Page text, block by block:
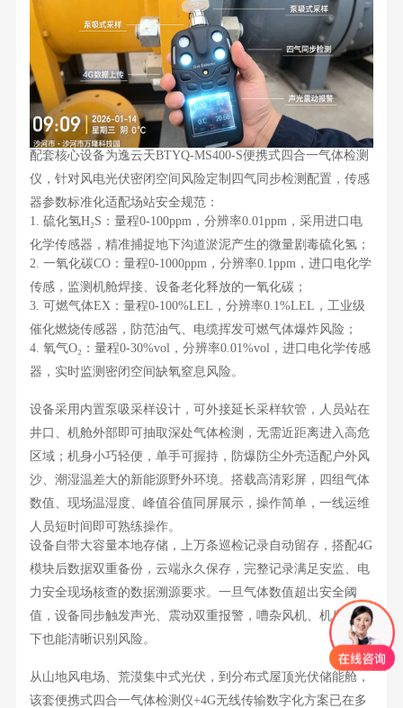
配套核心设备为逸云天BTYQ-MS400-S便携式四合一气体检测
仪，针对风电光伏密闭空间风险定制四气同步检测配置，传感
器参数标准化适配场站安全规范：
1. 硫化氢H₂S：量程0-100ppm，分辨率0.01ppm，采用进口电
化学传感器，精准捕捉地下沟道淤泥产生的微量剧毒硫化氢；
2. 一氧化碳CO：量程0-1000ppm，分辨率0.1ppm，进口电化学
传感，监测机舱焊接、设备老化释放的一氧化碳；
3. 可燃气体EX：量程0-100%LEL，分辨率0.1%LEL，工业级
催化燃烧传感器，防范油气、电缆挥发可燃气体爆炸风险；
4. 氧气O₂：量程0-30%vol，分辨率0.01%vol，进口电化学传感
器，实时监测密闭空间缺氧窒息风险。
设备采用内置泵吸采样设计，可外接延长采样软管，人员站在
井口、机舱外部即可抽取深处气体检测，无需近距离进入高危
区域；机身小巧轻便，单手可握持，防爆防尘外壳适配户外风
沙、潮湿温差大的新能源野外环境。搭载高清彩屏，四组气体
数值、现场温湿度、峰值谷值同屏展示，操作简单，一线运维
人员短时间即可熟练操作。
设备自带大容量本地存储，上万条巡检记录自动留存，搭配4G
模块后数据双重备份，云端永久保存，完整记录满足安监、电
力安全现场核查的数据溯源要求。一旦气体数值超出安全阈
值，设备同步触发声光、震动双重报警，嘈杂风机、机房环境
下也能清晰识别风险。
从山地风电场、荒漠集中式光伏，到分布式屋顶光伏储能舱，
该套便携式四合一气体检测仪+4G无线传输数字化方案已在多